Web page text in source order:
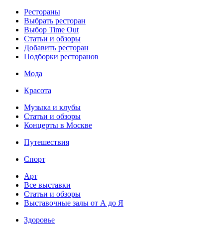
Рестораны
Выбрать ресторан
Выбор Time Out
Статьи и обзоры
Добавить ресторан
Подборки ресторанов
Мода
Красота
Музыка и клубы
Статьи и обзоры
Концерты в Москве
Путешествия
Спорт
Арт
Все выставки
Статьи и обзоры
Выставочные залы от А до Я
Здоровье